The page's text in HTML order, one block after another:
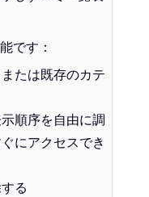
です：
たは既存のカテ
順序を自由に調
にアクセスでき
る